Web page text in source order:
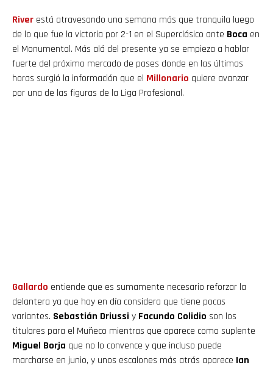
River está atravesando una semana más que tranquila luego
de lo que fue la victoria por 2-1 en el Superclásico ante Boca en
el Monumental. Más alá del presente ya se empieza a hablar
fuerte del próximo mercado de pases donde en las últimas
horas surgió la información que el Millonario quiere avanzar
por una de las figuras de la Liga Profesional.
Gallardo entiende que es sumamente necesario reforzar la
delantera ya que hoy en día considera que tiene pocas
variantes. Sebastián Driussi y Facundo Colidio son los
titulares para el Muñeco mientras que aparece como suplente
Miguel Borja que no lo convence y que incluso puede
marcharse en junio, y unos escalones más atrás aparece Ian